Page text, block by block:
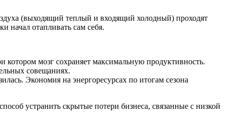
(выходящий теплый и входящий холодный) проходят
начал отапливать сам себя.
котором мозг сохраняет максимальную продуктивность.
совещаниях.
Экономия на энергоресурсах по итогам сезона
устранить скрытые потери бизнеса, связанные с низкой